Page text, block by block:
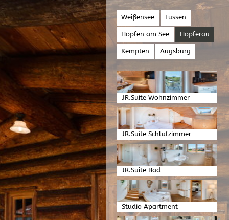
Weißensee Füssen
Hopfen am See Hopferau
Kempten Augsburg
JR.Suite Wohnzimmer
JR.Suite Schlafzimmer
JR.Suite Bad
Studio Apartment
Schlafzimmer